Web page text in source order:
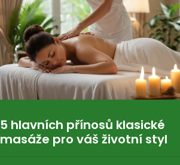
5 hlavních přínosů klasické
masáže pro váš životní styl